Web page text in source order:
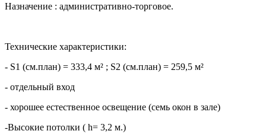
Назначение : административно-торговое.
Технические характеристики:
- S1 (см.план) = 333,4 м² ; S2 (см.план) = 259,5 м²
- отдельный вход
- хорошее естественное освещение (семь окон в зале)
-Высокие потолки ( h= 3,2 м.)